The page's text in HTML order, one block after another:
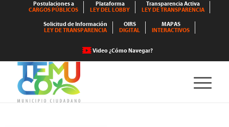
Postulaciones a
CARGOS PÚBLICOS
Plataforma
LEY DEL LOBBY
Transparencia Activa
LEY DE TRANSPARENCIA
Solicitud de Información
LEY DE TRANSPARENCIA
OIRS
DIGITAL
MAPAS
INTERACTIVOS
Video ¿Cómo Navegar?